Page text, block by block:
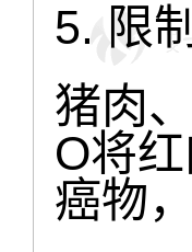
5. 限
猪肉
O将
癌物